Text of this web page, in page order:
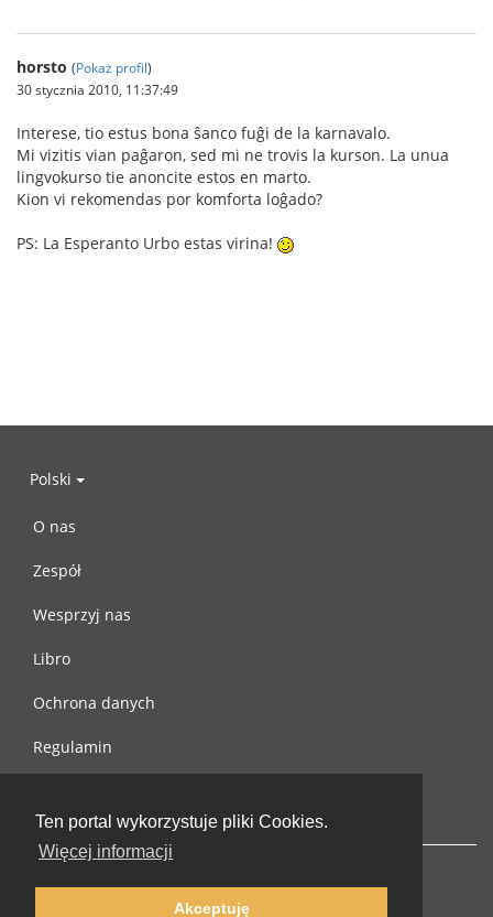
Ten portal wykorzystuje pliki Cookies.
Więcej informacji
Akceptuję
horsto (Pokaż profil)
30 stycznia 2010, 11:37:49
Interese, tio estus bona ŝanco fuĝi de la karnavalo.
Mi vizitis vian paĝaron, sed mi ne trovis la kurson. La unua
lingvokurso tie anoncite estos en marto.
Kion vi rekomendas por komforta loĝado?
PS: La Esperanto Urbo estas virina!
Polski
O nas
Zespół
Wesprzyj nas
Libro
Ochrona danych
Regulamin